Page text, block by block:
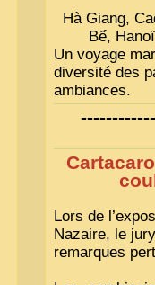
Hà Giang,
Bể,
Un voyage
diversité des
ambiances.
Lors de
Nazaire, le
remarques